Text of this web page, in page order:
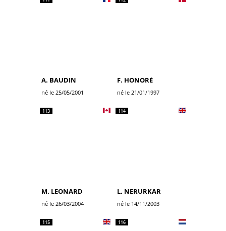
A. BAUDIN
né le 25/05/2001
F. HONORÉ
né le 21/01/1997
113
M. LEONARD
né le 26/03/2004
114
L. NERURKAR
né le 14/11/2003
115 116